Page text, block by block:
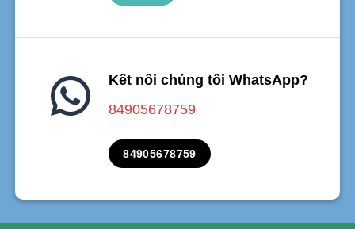
Kết nối chúng tôi WhatsApp?
84905678759
84905678759